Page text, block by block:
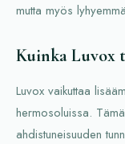
mutta myös
Kuinka Luvox
Luvox vaikuttaa
hermosoluissa.
ahdistuneisuuden